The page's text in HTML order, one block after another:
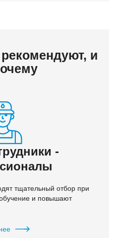
и
-
тщательный отбор при
и повышают